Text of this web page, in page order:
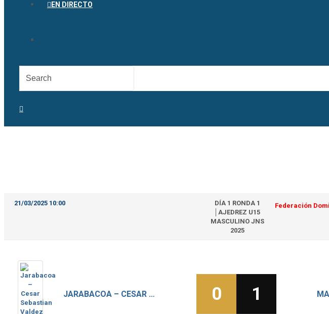
EN DIRECTO
21/03/2025 10:00
DÍA 1 RONDA 1
│AJEDREZ U15
MASCULINO JNS
2025
JARABACOA – CESAR SEBASTIAN VALDEZ GUZMAN 0 1